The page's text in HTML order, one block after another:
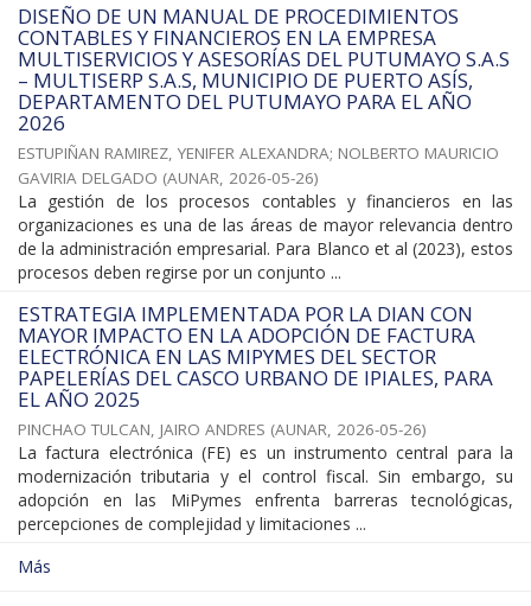
DISEÑO DE UN MANUAL DE PROCEDIMIENTOS
CONTABLES Y FINANCIEROS EN LA EMPRESA
MULTISERVICIOS Y ASESORÍAS DEL PUTUMAYO S.A.S
– MULTISERP S.A.S, MUNICIPIO DE PUERTO ASÍS,
DEPARTAMENTO DEL PUTUMAYO PARA EL AÑO
2026
ESTUPIÑAN RAMIREZ, YENIFER ALEXANDRA; NOLBERTO MAURICIO
GAVIRIA DELGADO (AUNAR, 2026-05-26)
La gestión de los procesos contables y financieros en las
organizaciones es una de las áreas de mayor relevancia dentro
de la administración empresarial. Para Blanco et al (2023), estos
procesos deben regirse por un conjunto ...
ESTRATEGIA IMPLEMENTADA POR LA DIAN CON
MAYOR IMPACTO EN LA ADOPCIÓN DE FACTURA
ELECTRÓNICA EN LAS MIPYMES DEL SECTOR
PAPELERÍAS DEL CASCO URBANO DE IPIALES, PARA
EL AÑO 2025
PINCHAO TULCAN, JAIRO ANDRES (AUNAR, 2026-05-26)
La factura electrónica (FE) es un instrumento central para la
modernización tributaria y el control fiscal. Sin embargo, su
adopción en las MiPymes enfrenta barreras tecnológicas,
percepciones de complejidad y limitaciones ...
Más